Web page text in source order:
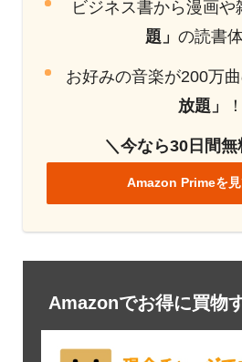
ビジネス書から漫画や
題」の読書
お好みの音楽が200万
放題」
！
＼今なら30日間無
Amazon Primeを
Amazonでお得に買物